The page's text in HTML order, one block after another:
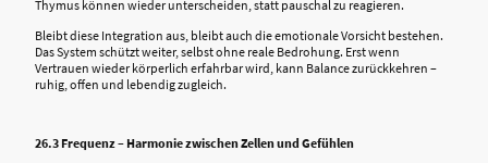
Thymus können wieder unterscheiden, statt pauschal zu reagieren.
Bleibt diese Integration aus, bleibt auch die emotionale Vorsicht bestehen.
Das System schützt weiter, selbst ohne reale Bedrohung. Erst wenn
Vertrauen wieder körperlich erfahrbar wird, kann Balance zurückkehren –
ruhig, offen und lebendig zugleich.
26.3 Frequenz – Harmonie zwischen Zellen und Gefühlen